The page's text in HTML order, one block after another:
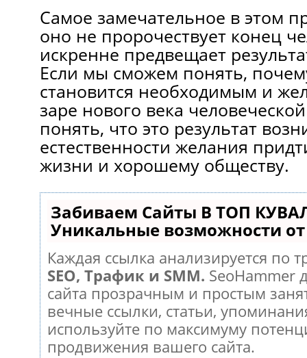
Самое замечательное в этом
оно не пророчествует конец
искренне предвещает
Если мы сможем понять,
становится необходимым и
заре нового века
понять, что это результат
естественности желания
жизни и хорошему обществу.
Забиваем Сайты В ТОП
Уникальные возможности от
Каждая ссылка анализируется по
SEO, Трафик и SMM. SeoHammer
сайта прозрачным и простым
вечные ссылки, статьи,
используйте по максимуму
продвижения вашего сайта.